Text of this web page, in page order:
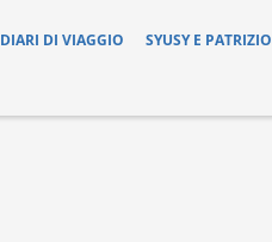
DIARI DI VIAGGIO SYUSY E PATRIZIO